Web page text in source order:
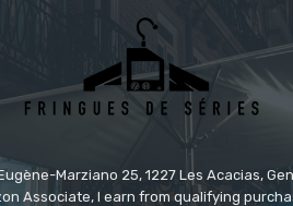
Marziano 25, 1227 Les Acacias,
Associate, I earn from qualifying